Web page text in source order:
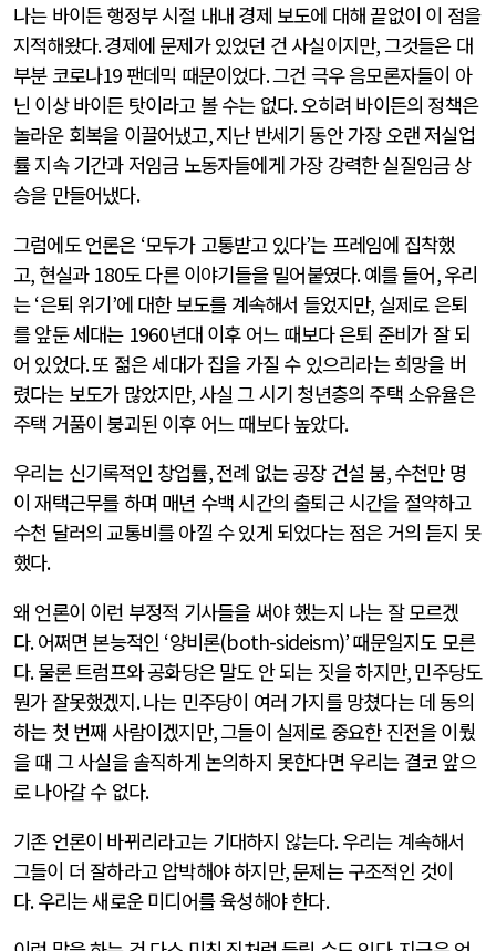
나는 바이든 행정부 시절 내내 경제 보도에 대해 끝없이 이 점을
지적해왔다.경제에 문제가 있었던 건 사실이지만,그것들은 대
부분 코로나19 팬데믹 때문이었다.그건 극우 음모론자들이 아
닌 이상 바이든 탓이라고 볼 수는 없다.오히려 바이든의 정책은
놀라운 회복을 이끌어냈고,지난 반세기 동안 가장 오랜 저실업
률 지속 기간과 저임금 노동자들에게 가장 강력한 실질임금 상
승을 만들어냈다.
그럼에도 언론은 ‘모두가 고통받고 있다’는 프레임에 집착했
고, 현실과 180도 다른 이야기들을 밀어붙였다.예를 들어,우리
는‘은퇴 위기’에 대한 보도를 계속해서 들었지만, 실제로 은퇴
를 앞둔 세대는 1960년대 이후 어느 때보다 은퇴 준비가 잘 되
어 있었다.또 젊은 세대가 집을 가질 수 있으리라는 희망을 버
렸다는 보도가 많았지만,사실 그 시기 청년층의 주택 소유율은
주택 거품이 붕괴된 이후 어느 때보다 높았다.
우리는 신기록적인 창업률,전례 없는 공장 건설 붐,수천만 명
이 재택근무를 하며 매년 수백 시간의 출퇴근 시간을 절약하고
수천 달러의 교통비를 아낄 수 있게 되었다는 점은 거의 듣지 못
했다.
왜 언론이 이런 부정적 기사들을 써야 했는지 나는 잘 모르겠
다.어쩌면 본능적인 ‘양비론(both-sideism)’때문일지도 모른
다.물론 트럼프와 공화당은 말도 안 되는 짓을 하지만,민주당도
뭔가 잘못했겠지.나는 민주당이 여러 가지를 망쳤다는 데 동의
하는 첫 번째 사람이겠지만,그들이 실제로 중요한 진전을 이뤘
을 때 그 사실을 솔직하게 논의하지 못한다면 우리는 결코 앞으
로 나아갈 수 없다.
기존 언론이 바뀌리라고는 기대하지 않는다.우리는 계속해서
그들이 더 잘하라고 압박해야 하지만,문제는 구조적인 것이
다.우리는 새로운 미디어를 육성해야 한다.